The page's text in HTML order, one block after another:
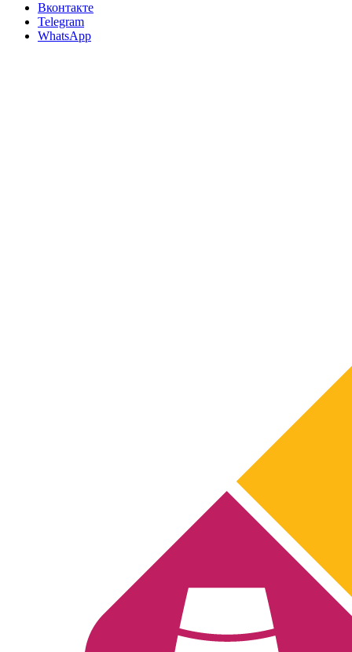
Вконтакте
Telegram
WhatsApp